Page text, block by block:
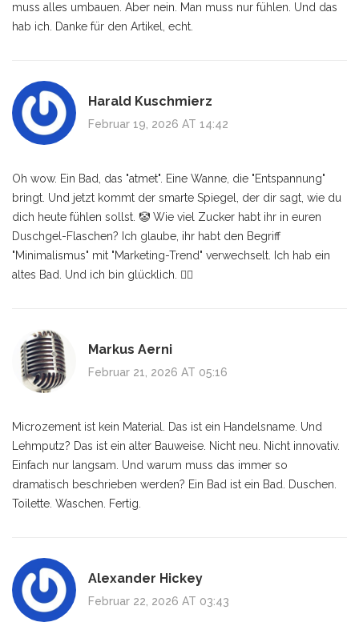
muss alles umbauen. Aber nein. Man muss nur fühlen. Und das
hab ich. Danke für den Artikel, echt.
Harald Kuschmierz
Februar 19, 2026 AT 14:42
Oh wow. Ein Bad, das "atmet". Eine Wanne, die "Entspannung"
bringt. Und jetzt kommt der smarte Spiegel, der dir sagt, wie du
dich heute fühlen sollst. 🤡 Wie viel Zucker habt ihr in euren
Duschgel-Flaschen? Ich glaube, ihr habt den Begriff
"Minimalismus" mit "Marketing-Trend" verwechselt. Ich hab ein
altes Bad. Und ich bin glücklich. 🤷‍♂️
Markus Aerni
Februar 21, 2026 AT 05:16
Microzement ist kein Material. Das ist ein Handelsname. Und
Lehmputz? Das ist ein alter Bauweise. Nicht neu. Nicht innovativ.
Einfach nur langsam. Und warum muss das immer so
dramatisch beschrieben werden? Ein Bad ist ein Bad. Duschen.
Toilette. Waschen. Fertig.
Alexander Hickey
Februar 22, 2026 AT 03:43